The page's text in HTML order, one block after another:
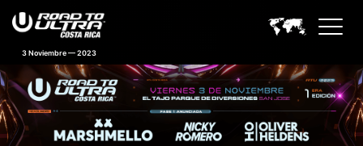
3 Noviembre — 2023
Road to Ultra Costa Rica